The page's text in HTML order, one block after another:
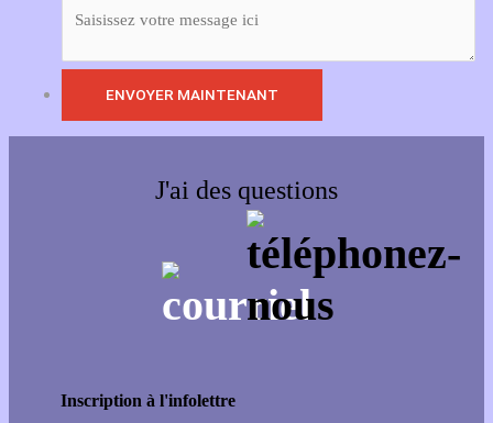
J'ai des questions
Inscription à l'infolettre